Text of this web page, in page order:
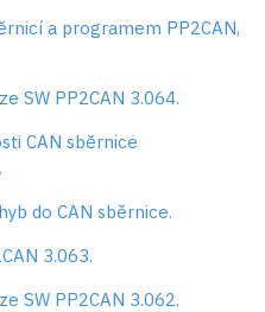
a programem PP2CAN,
SW PP2CAN 3.064.
CAN sběrnice
do CAN sběrnice.
3.063.
SW PP2CAN 3.062.